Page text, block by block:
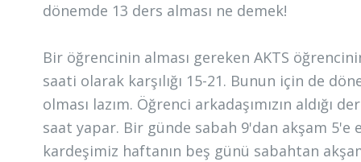
dönemde 13 ders alması ne demek!
Bir öğrencinin alması gereken AKTS
saati olarak karşılığı 15-21. Bunun için de
olması lazım. Öğrenci arkadaşımızın aldığı
saat yapar. Bir günde sabah 9'dan akşam
kardeşimiz haftanın beş günü sabahtan